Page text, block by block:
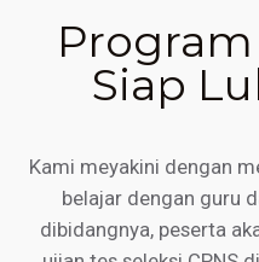
Siap
Kami meyakini dengan
belajar dengan guru
dibidangnya, peserta